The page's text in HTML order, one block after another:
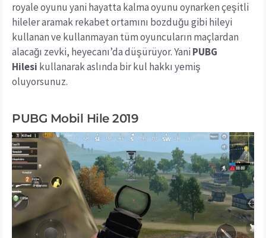
royale oyunu yani hayatta kalma oyunu oynarken çeşitli
hileler aramak rekabet ortamını bozduğu gibi hileyi
kullanan ve kullanmayan tüm oyuncuların maçlardan
alacağı zevki, heyecanı’da düşürüyor. Yani PUBG
Hilesi kullanarak aslında bir kul hakkı yemiş
oluyorsunuz.
PUBG Mobil Hile 2019